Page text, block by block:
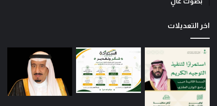
اخر التعديلات